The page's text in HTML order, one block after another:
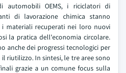
OEMS, i riciclatori di
di lavorazione chimica stanno
materiali recuperati nei loro nuovi
la pratica dell'economia circolare.
anche dei progressi tecnologici per
riutilizzo. In sintesi, le tre aree sono
grazie a un comune focus sulla